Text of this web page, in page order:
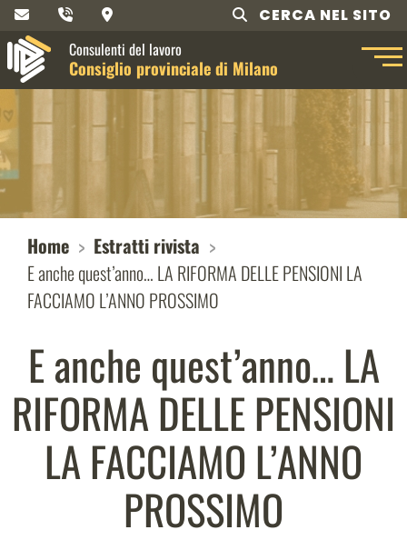
CERCA NEL SITO
Consulenti del lavoro
Consiglio provinciale di Milano
Home
Estratti rivista
E anche quest’anno… LA RIFORMA DELLE PENSIONI LA
FACCIAMO L’ANNO PROSSIMO
E anche quest’anno… LA
RIFORMA DELLE PENSIONI
LA FACCIAMO L’ANNO
PROSSIMO